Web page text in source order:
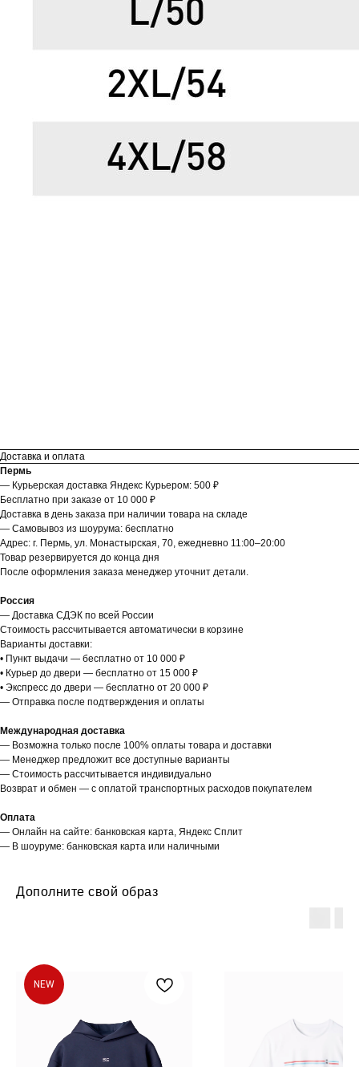
Доставка и оплата
Пермь
— Курьерская доставка Яндекс Курьером: 500 ₽
Бесплатно при заказе от 10 000 ₽
Доставка в день заказа при наличии товара на складе
— Самовывоз из шоурума: бесплатно
Адрес: г. Пермь, ул. Монастырская, 70, ежедневно 11:00–20:00
Товар резервируется до конца дня
После оформления заказа менеджер уточнит детали.
Россия
— Доставка СДЭК по всей России
Стоимость рассчитывается автоматически в корзине
Варианты доставки:
• Пункт выдачи — бесплатно от 10 000 ₽
• Курьер до двери — бесплатно от 15 000 ₽
• Экспресс до двери — бесплатно от 20 000 ₽
— Отправка после подтверждения и оплаты
Международная доставка
— Возможна только после 100% оплаты товара и доставки
— Менеджер предложит все доступные варианты
— Стоимость рассчитывается индивидуально
Возврат и обмен — с оплатой транспортных расходов покупателем
Оплата
— Онлайн на сайте: банковская карта, Яндекс Сплит
— В шоуруме: банковская карта или наличными
Дополните свой образ
NEW